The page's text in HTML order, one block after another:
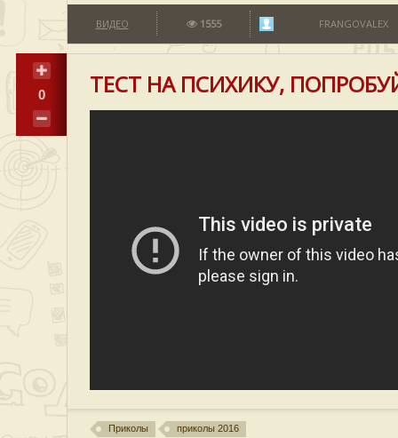
ВИДЕО 1555 FRANGOVALEX
0 ТЕСТ НА ПСИХИКУ,
Приколы приколы 2016